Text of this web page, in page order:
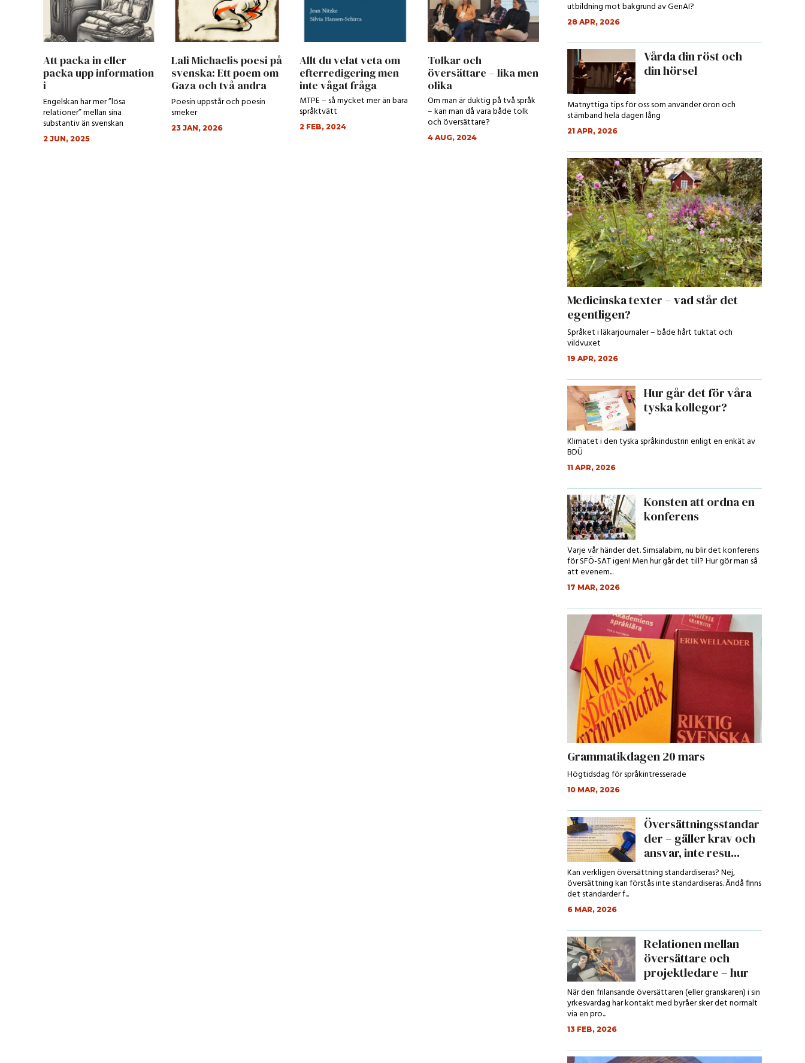
Att packa in eller
packa upp information
i
populärvetenskaplig...
Engelskan har mer ”lösa
relationer” mellan sina
substantiv än svenskan
2 JUN, 2025
Lali Michaelis poesi på
svenska: Ett poem om
Gaza och två andra
p...
Poesin uppstår och poesin
smeker
23 JAN, 2026
Allt du velat veta om
efterredigering men
inte vågat fråga
MTPE – så mycket mer än bara
språktvätt
2 FEB, 2024
Tolkar och
översättare – lika men
olika
Om man är duktig på två språk
– kan man då vara både tolk
och översättare?
4 AUG, 2024
utbildning mot bakgrund av GenAI?
28 APR, 2026
Vårda din röst och
din hörsel
Matnyttiga tips för oss som använder öron och
stämband hela dagen lång
21 APR, 2026
Medicinska texter – vad står det
egentligen?
Språket i läkarjournaler – både hårt tuktat och
vildvuxet
19 APR, 2026
Hur går det för våra
tyska kollegor?
Klimatet i den tyska språkindustrin enligt en enkät av
BDÜ
11 APR, 2026
Konsten att ordna en
konferens
Varje vår händer det. Simsalabim, nu blir det konferens
för SFÖ-SAT igen! Men hur går det till? Hur gör man så
att evenem...
17 MAR, 2026
Grammatikdagen 20 mars
Högtidsdag för språkintresserade
10 MAR, 2026
Översättningsstandar
der – gäller krav och
ansvar, inte resu...
Kan verkligen översättning standardiseras? Nej,
översättning kan förstås inte standardiseras. Ändå finns
det standarder f...
6 MAR, 2026
Relationen mellan
översättare och
projektledare – hur
ser den ut?...
När den frilansande översättaren (eller granskaren) i sin
yrkesvardag har kontakt med byråer sker det normalt
via en pro...
13 FEB, 2026